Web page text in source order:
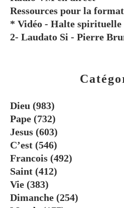
Dieu (983)
Pape (732)
Jesus (603)
C’est (546)
Francois (492)
Saint (412)
Vie (383)
Dimanche (254)
Ressources pour la
* Vidéo - Halte spirituelle
2- Laudato Si - Pierre